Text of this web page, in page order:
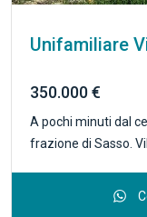
Unifamiliare
350.000 €
A pochi minuti dal
frazione di Sasso. Villa in costruzione in posizione
tranquilla, la
composti di 2